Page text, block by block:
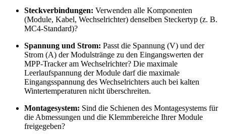
Steckverbindungen: Verwenden alle Komponenten
(Module, Kabel, Wechselrichter) denselben Steckertyp (z. B.
MC4-Standard)?
Spannung und Strom: Passt die Spannung (V) und der
Strom (A) der Modulstränge zu den Eingangswerten der
MPP-Tracker am Wechselrichter? Die maximale
Leerlaufspannung der Module darf die maximale
Eingangsspannung des Wechselrichters auch bei kalten
Wintertemperaturen nicht überschreiten.
Montagesystem: Sind die Schienen des Montagesystems für
die Abmessungen und die Klemmbereiche Ihrer Module
freigegeben?